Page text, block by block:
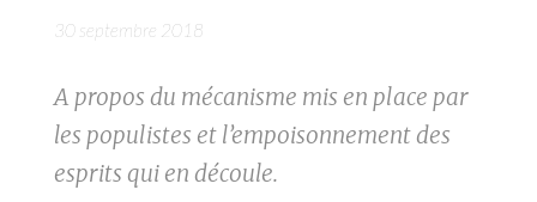
30 septembre 2018
A propos du mécanisme mis en place par
les populistes et l’empoisonnement des
esprits qui en découle.